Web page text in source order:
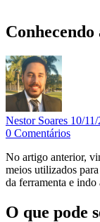
Nestor Soares 10/
0 Comentários
No artigo anterior,
meios utilizados
da ferramenta e indo
O que pode